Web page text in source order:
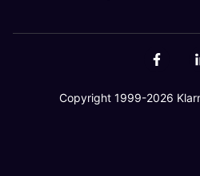
Copyright 1999-2026